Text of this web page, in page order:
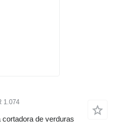
1.074
de verduras